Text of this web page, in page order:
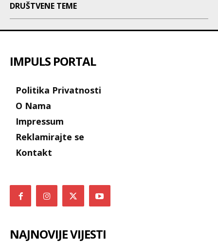
DRUŠTVENE TEME
IMPULS PORTAL
Politika Privatnosti
O Nama
Impressum
Reklamirajte se
Kontakt
NAJNOVIJE VIJESTI